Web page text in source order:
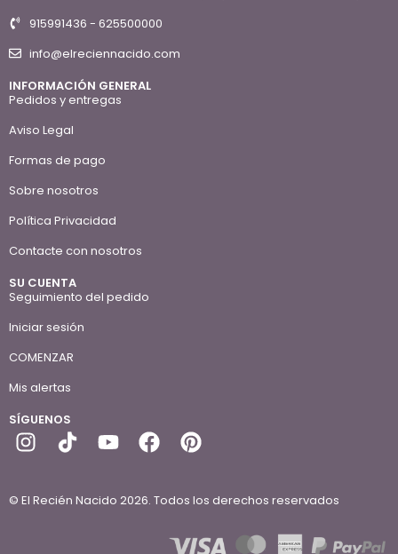
915991436 - 625500000
info@elreciennacido.com
INFORMACIÓN GENERAL
Pedidos y entregas
Aviso Legal
Formas de pago
Sobre nosotros
Política Privacidad
Contacte con nosotros
SU CUENTA
Seguimiento del pedido
Iniciar sesión
COMENZAR
Mis alertas
SÍGUENOS
© El Recién Nacido 2026. Todos los derechos reservados